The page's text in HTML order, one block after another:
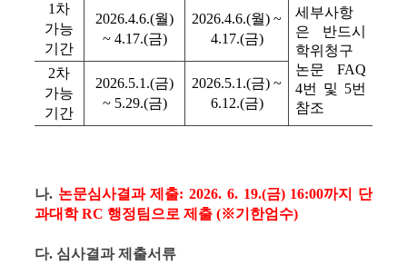
1차
가능
기간
2026.4.6.(월)
~ 4.17.(금)
2026.4.6.(월) ~
4.17.(금)
세부사항
은 반드시
학위청구
논문 FAQ
4번 및 5번
참조
2차
가능
기간
2026.5.1.(금)
~ 5.29.(금)
2026.5.1.(금) ~
6.12.(금)
나. 논문심사결과 제출: 2026. 6. 19.(금) 16:00까지 단
과대학 RC 행정팀으로 제출 (※기한엄수)
다. 심사결과 제출서류